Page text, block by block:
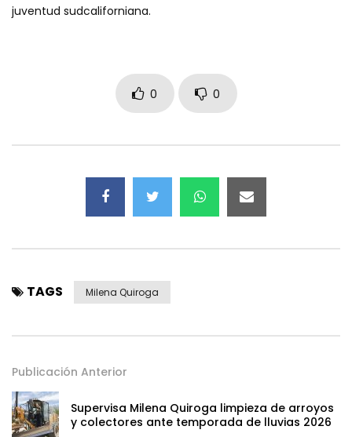
juventud sudcaliforniana.
0 0
TAGS Milena Quiroga
Publicación Anterior
Supervisa Milena Quiroga limpieza de arroyos
y colectores ante temporada de lluvias 2026